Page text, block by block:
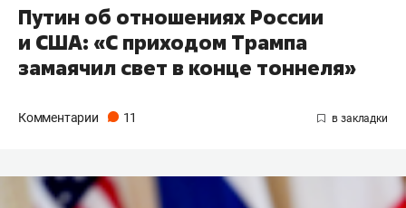
Путин об отношениях России
и США: «С приходом Трампа
замаячил свет в конце тоннеля»
Комментарии 11